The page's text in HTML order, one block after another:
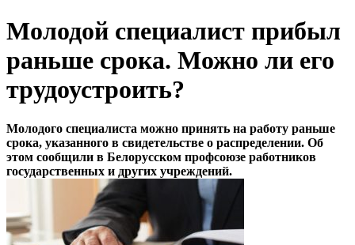
Молодой специалист прибыл
раньше срока. Можно ли его
трудоустроить?
Молодого специалиста можно принять на работу раньше
срока, указанного в свидетельстве о распределении. Об
этом сообщили в Белорусском профсоюзе работников
государственных и других учреждений.